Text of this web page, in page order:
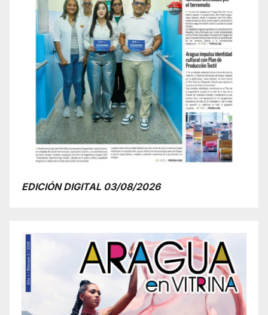
EDICIÓN DIGITAL 03/08/2026